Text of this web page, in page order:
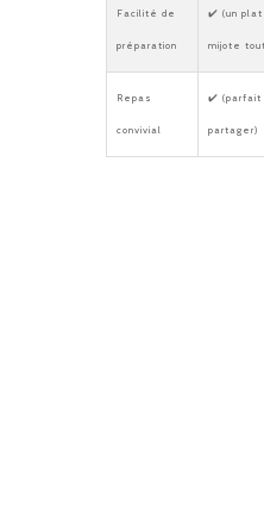
Facilité de
préparation
✔️ (un plat
mijote
Repas
convivial
✔️ (parfait
partager)